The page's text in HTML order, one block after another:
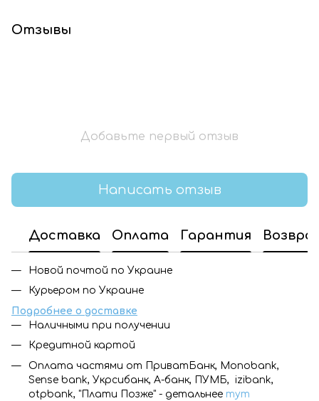
Отзывы
Добавьте первый отзыв
Написать отзыв
Доставка Оплата Гарантия
Новой почтой по Украине
Курьером по Украине
Подробнее о доставке
Наличными при получении
Кредитной картой
Оплата частями от ПриватБанк, Monobank,
Sense bank, Укрсибанк, А-банк, ПУМБ, izibank,
otpbank, "Плати Позже" - детальнее тут